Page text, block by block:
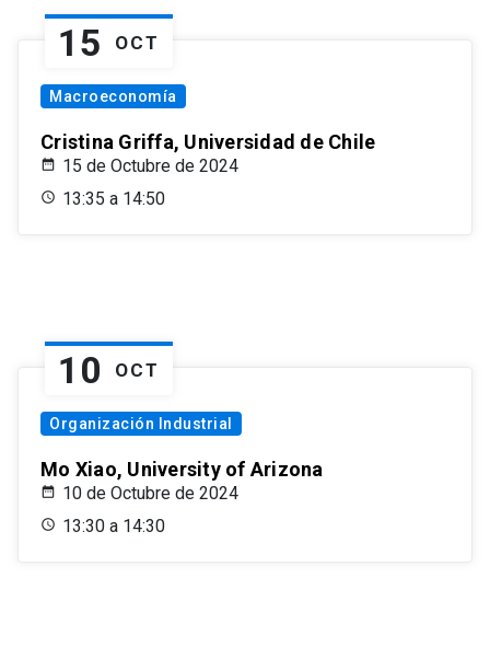
15 OCT
Macroeconomía
Cristina Griffa, Universidad de Chile
15 de Octubre de 2024
13:35 a 14:50
10 OCT
Organización Industrial
Mo Xiao, University of Arizona
10 de Octubre de 2024
13:30 a 14:30